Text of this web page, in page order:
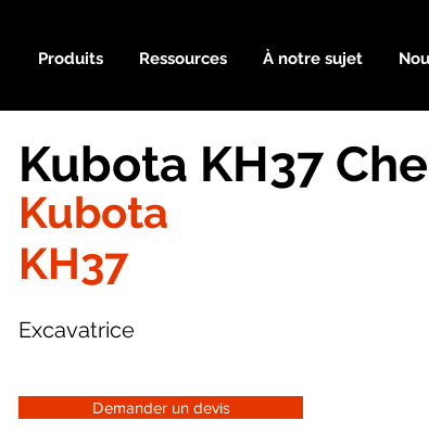
Produits Ressources À notre sujet
Kubota KH37
Kubota
KH37
Excavatrice
Demander un devis